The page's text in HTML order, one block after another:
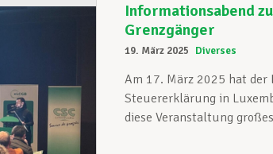
Informationsabend
Grenzgänger
19. März 2025 Diverses
Am 17. März 2025 hat der
Steuererklärung in
diese Veranstaltung